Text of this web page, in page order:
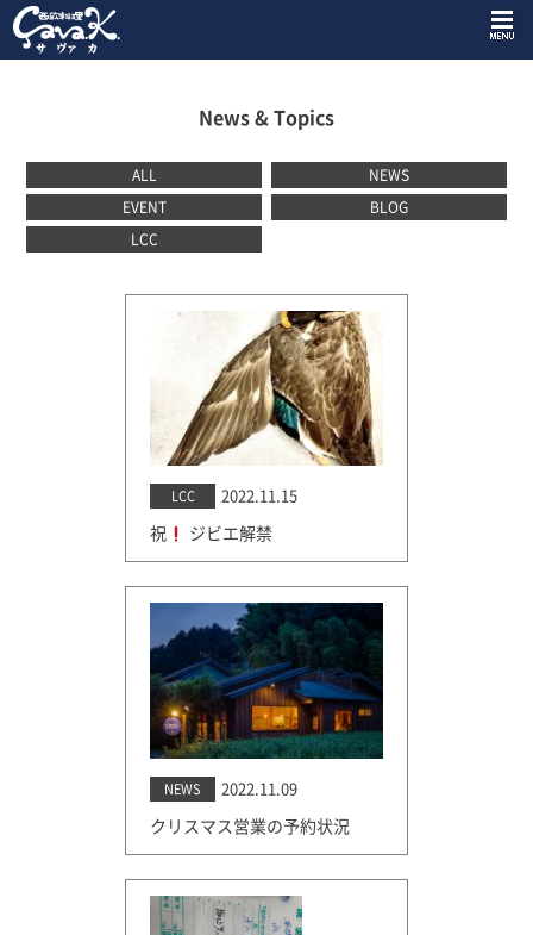
News & Topics
ALL
NEWS
EVENT
BLOG
LCC
LCC 2022.11.15
祝 ジビエ解禁
NEWS 2022.11.09
クリスマス営業の予約状況